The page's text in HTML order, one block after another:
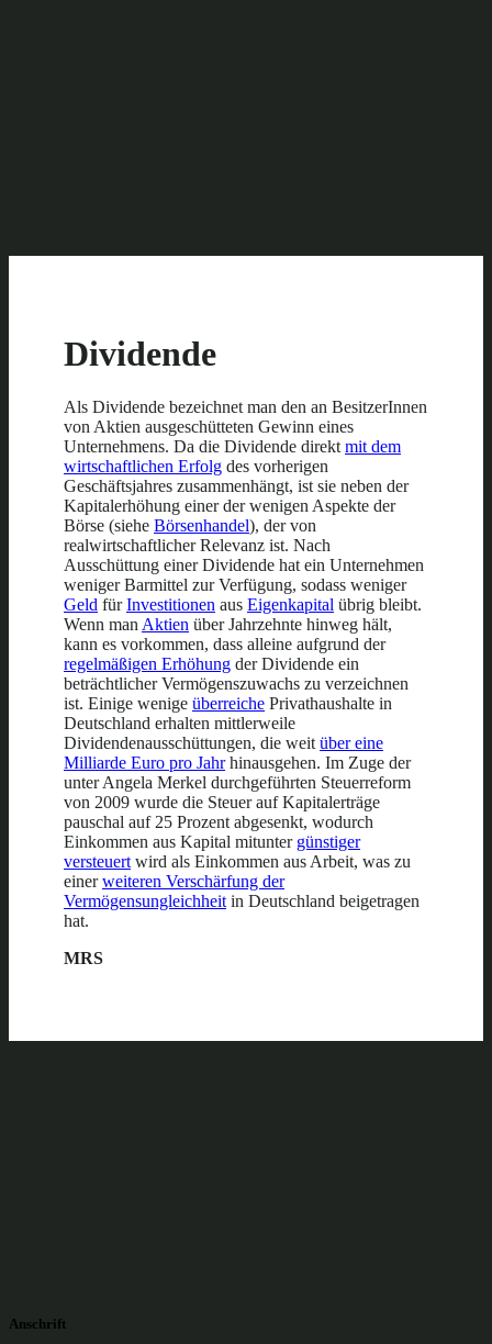
Dividende
Als Dividende bezeichnet man den an BesitzerInnen
von Aktien ausgeschütteten Gewinn eines
Unternehmens. Da die Dividende direktmit dem
wirtschaftlichen Erfolg des vorherigen
Geschäftsjahres zusammenhängt, ist sie neben der
Kapitalerhöhung einer der wenigen Aspekte der
Börse (siehe Börsenhandel), der von
realwirtschaftlicher Relevanz ist. Nach
Ausschüttung einer Dividende hat ein Unternehmen
weniger Barmittel zur Verfügung, sodass weniger
Geld fürInvestitionen aus Eigenkapital übrig bleibt.
Wenn manAktien über Jahrzehnte hinweg hält,
kann es vorkommen, dass alleine aufgrund der
regelmäßigen Erhöhung der Dividende ein
beträchtlicher Vermögenszuwachs zu verzeichnen
ist. Einige wenige überreiche Privathaushalte in
Deutschland erhalten mittlerweile
Dividendenausschüttungen, die weitüber eine
Milliarde Euro pro Jahrhinausgehen. Im Zuge der
unter Angela Merkel durchgeführten Steuerreform
von 2009 wurde die Steuer auf Kapitalerträge
pauschal auf 25 Prozent abgesenkt, wodurch
Einkommen aus Kapital mitunter günstiger
versteuertwird als Einkommen aus Arbeit, was zu
einerweiteren Verschärfung der
Vermögensungleichheitin Deutschland beigetragen
hat.
MRS
Anschrift